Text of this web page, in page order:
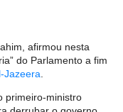
afirmou nesta
do Parlamento a fim
Jazeera
primeiro-ministro